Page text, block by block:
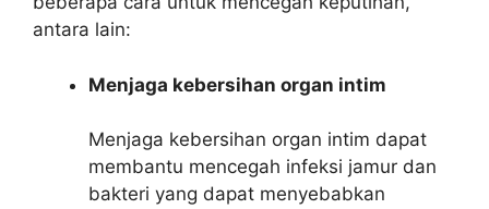
antara lain:
Menjaga kebersihan organ intim
Menjaga kebersihan organ intim dapat
membantu mencegah infeksi jamur dan
bakteri yang dapat menyebabkan